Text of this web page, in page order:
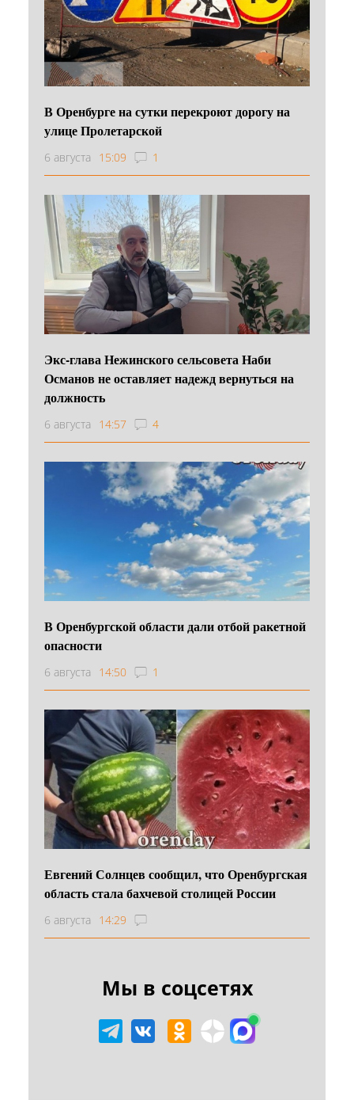
В Оренбурге на сутки перекроют дорогу на
улице Пролетарской
6 августа 15:09 1
Экс-глава Нежинского сельсовета Наби
Османов не оставляет надежд вернуться на
должность
6 августа 14:57 4
В Оренбургской области дали отбой ракетной
опасности
6 августа 14:50 1
Евгений Солнцев сообщил, что Оренбургская
область стала бахчевой столицей России
6 августа 14:29
Мы в соцсетях